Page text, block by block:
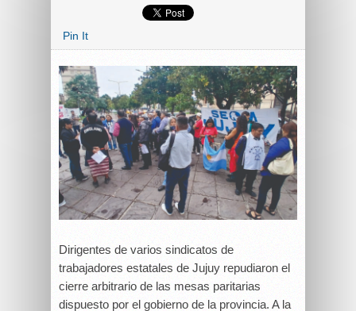
Pin It
Dirigentes de varios sindicatos de
trabajadores estatales de Jujuy repudiaron el
cierre arbitrario de las mesas paritarias
dispuesto por el gobierno de la provincia. A la